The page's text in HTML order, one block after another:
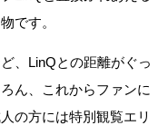
です。
、LinQとの距離がぐっ
ん、これからファンに
の方には特別観覧エリ